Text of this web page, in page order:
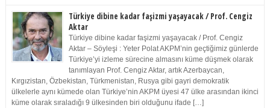
Türkiye dibine kadar faşizmi yaşayacak / Prof. Cengiz
Aktar
Türkiye dibine kadar faşizmi yaşayacak / Prof. Cengiz
Aktar – Söyleşi : Yeter Polat AKPM’nin geçtiğimiz günlerde
Türkiye’yi izleme sürecine almasını küme düşmek olarak
tanımlayan Prof. Cengiz Aktar, artık Azerbaycan,
Kırgızistan, Özbekistan, Türkmenistan, Rusya gibi gayri demokratik
ülkelerle aynı kümede olan Türkiye’nin AKPM üyesi 47 ülke arasından ikinci
küme olarak sıraladığı 9 ülkesinden biri olduğunu ifade […]